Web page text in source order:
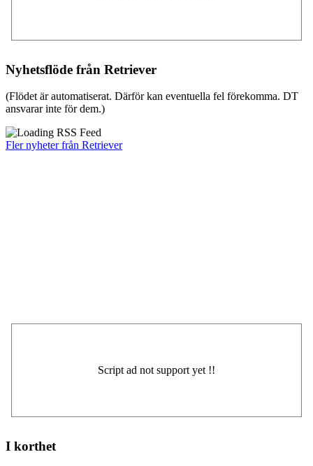
Nyhetsflöde från Retriever
(Flödet är automatiserat. Därför kan eventuella fel förekomma. DT
ansvarar inte för dem.)
Fler nyheter från Retriever
I korthet